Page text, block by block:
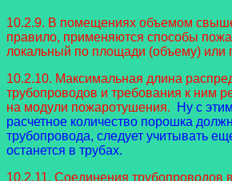
10.2.9. В помещениях объемом
правило, применяются способы
локальный по площади (объему) или
10.2.10. Максимальная длина
трубопроводов и требования к ним
на модули пожаротушения.
Ну с
расчетное количество порошка
трубопровода, следует учитывать
останется в трубах.
10.2.11. Соединения трубопроводов